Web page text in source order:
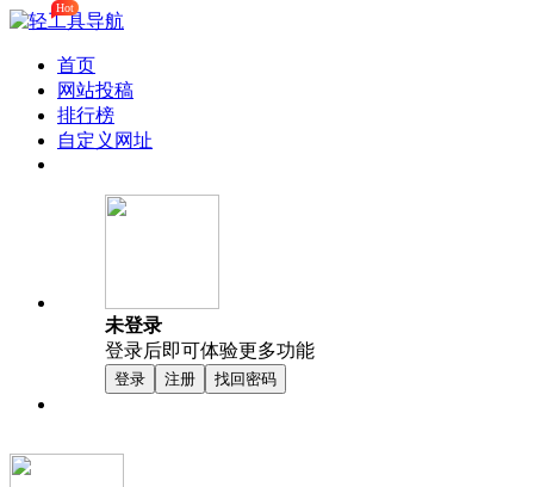
首页
网站投稿
排行榜
Hot
自定义网址
未登录
登录后即可体验更多功能
登录 注册 找回密码